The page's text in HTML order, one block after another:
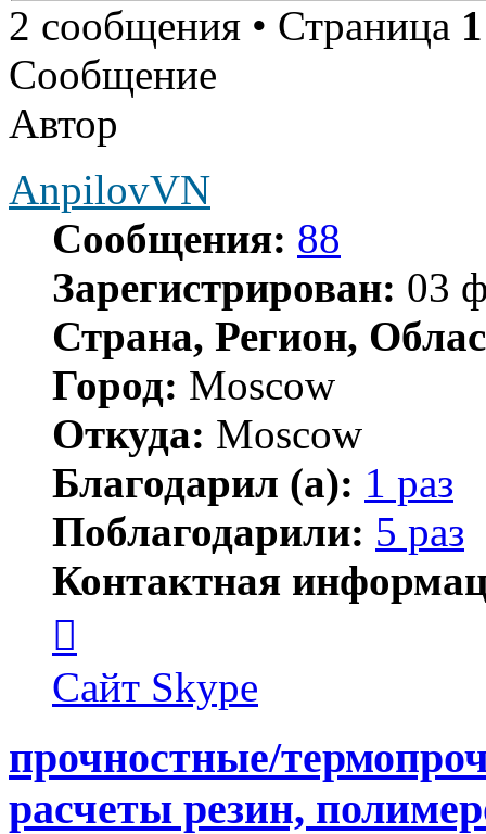
2 сообщения • Страница 1
Сообщение
Автор
AnpilovVN
Сообщения: 88
Зарегистрирован: 03
Страна, Регион,
Город: Moscow
Откуда: Moscow
Благодарил (а): 1 раз
Поблагодарили: 5 раз
Контактная
пользователя
AnpilovVN
Сайт Skype
прочностные/
расчеты резин,